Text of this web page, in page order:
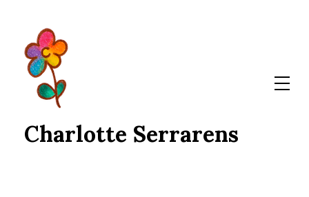
content
Charlotte Serrarens